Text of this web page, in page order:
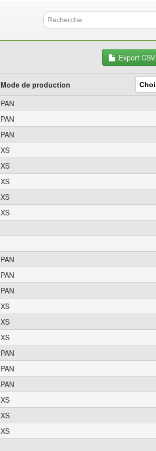
Export CSV
Mode de production
PAN
PAN
PAN
XS
XS
XS
XS
XS
PAN
PAN
PAN
XS
XS
XS
PAN
PAN
PAN
XS
XS
XS